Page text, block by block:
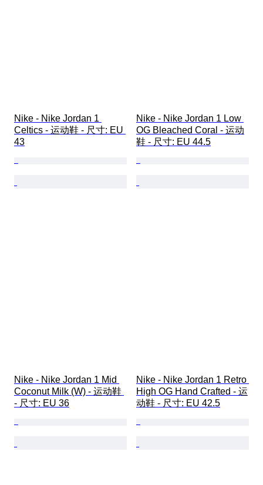
Nike - Nike Jordan 1
Celtics - 运动鞋 - 尺寸: EU
43
Nike - Nike Jordan 1 Low
OG Bleached Coral - 运动
鞋 - 尺寸: EU 44.5
Nike - Nike Jordan 1 Mid
Coconut Milk (W) - 运动鞋
- 尺寸: EU 36
Nike - Nike Jordan 1 Retro
High OG Hand Crafted - 运
动鞋 - 尺寸: EU 42.5